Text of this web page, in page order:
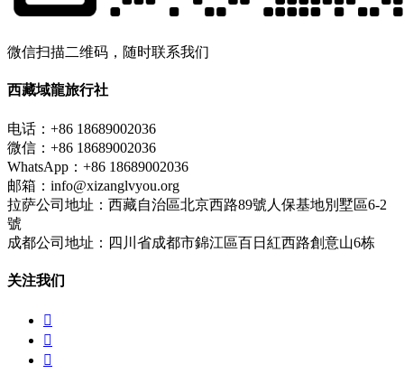
微信扫描二维码，随时联系我们
西藏域龍旅行社
电话：+86 18689002036
微信：+86 18689002036
WhatsApp：+86 18689002036
邮箱：info@xizanglvyou.org
拉萨公司地址：西藏自治區北京西路89號人保基地別墅區6-2
號
成都公司地址：四川省成都市錦江區百日紅西路創意山6栋
关注我们


